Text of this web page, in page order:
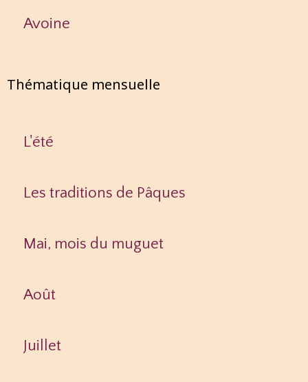
Avoine
Thématique mensuelle
L'été
Les traditions de Pâques
Mai, mois du muguet
Août
Juillet